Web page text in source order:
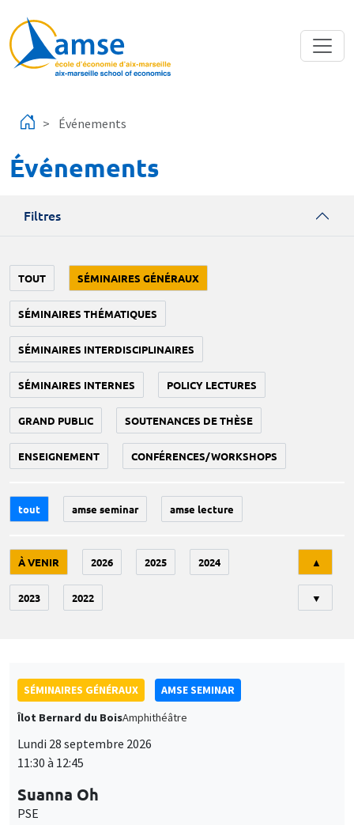
Événements
Événements
Filtres
TOUT SÉMINAIRES GÉNÉRAUX
SÉMINAIRES THÉMATIQUES
SÉMINAIRES INTERDISCIPLINAIRES
SÉMINAIRES INTERNES POLICY LECTURES
GRAND PUBLIC SOUTENANCES DE THÈSE
ENSEIGNEMENT CONFÉRENCES/WORKSHOPS
tout amse seminar amse lecture
À VENIR 2026 2025 2024
2023 2022
▲
▼
SÉMINAIRES GÉNÉRAUX
AMSE SEMINAR
Îlot Bernard du BoisAmphithéâtre
Lundi 28 septembre 2026
11:30 à 12:45
Suanna Oh
PSE